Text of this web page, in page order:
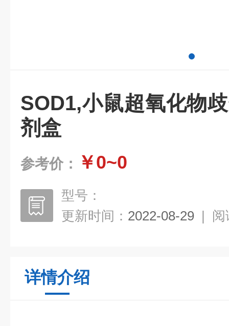
SOD1,小鼠超氧化物
剂盒
参考价： ￥0~0
型号：
更新时间： 2022-08-29 | 阅
详情介绍